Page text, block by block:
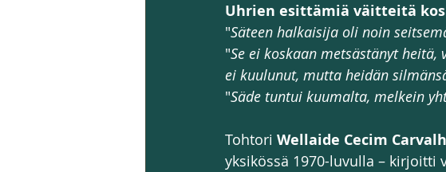
Uhrien esittämiä väitteitä
"Säteen halkaisija oli noin
"Se ei koskaan metsästänyt
ei kuulunut, mutta heidän
"Säde tuntui kuumalta, melkein
Tohtori Wellaide Cecim
yksikössä 1970-luvulla – kirjoitti